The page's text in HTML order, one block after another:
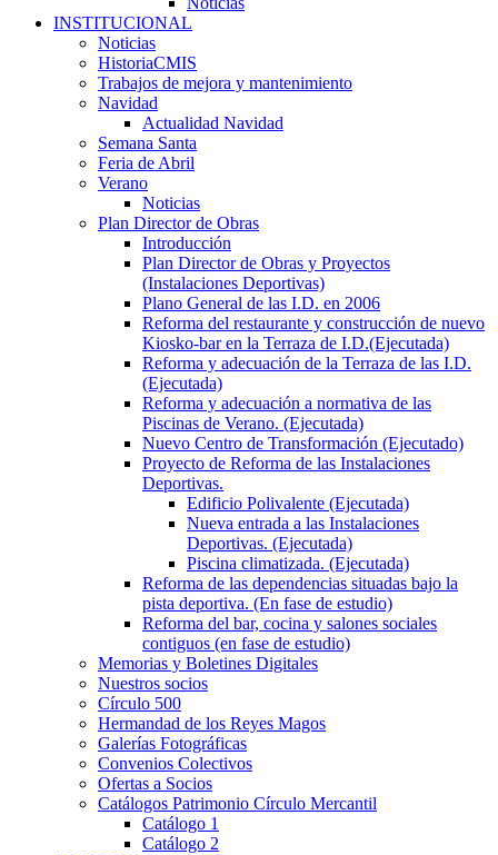
INSTITUCIONAL
Noticias
HistoriaCMIS
Trabajos de mejora y mantenimiento
Navidad
Actualidad Navidad
Semana Santa
Feria de Abril
Verano
Noticias
Plan Director de Obras
Introducción
Plan Director de Obras y Proyectos
(Instalaciones Deportivas)
Plano General de las I.D. en 2006
Reforma del restaurante y construcción de nuevo
Kiosko-bar en la Terraza de I.D.(Ejecutada)
Reforma y adecuación de la Terraza de las I.D.
(Ejecutada)
Reforma y adecuación a normativa de las
Piscinas de Verano. (Ejecutada)
Nuevo Centro de Transformación (Ejecutado)
Proyecto de Reforma de las Instalaciones
Deportivas.
Edificio Polivalente (Ejecutada)
Nueva entrada a las Instalaciones
Deportivas. (Ejecutada)
Piscina climatizada. (Ejecutada)
Reforma de las dependencias situadas bajo la
pista deportiva. (En fase de estudio)
Reforma del bar, cocina y salones sociales
contiguos (en fase de estudio)
Memorias y Boletines Digitales
Nuestros socios
Círculo 500
Hermandad de los Reyes Magos
Galerías Fotográficas
Convenios Colectivos
Ofertas a Socios
Catálogos Patrimonio Círculo Mercantil
Catálogo 1
Catálogo 2